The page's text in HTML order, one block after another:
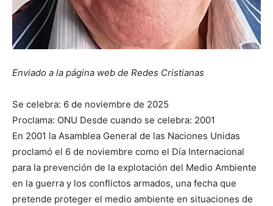
Enviado a la página web de Redes Cristianas
Se celebra: 6 de noviembre de 2025
Proclama: ONU Desde cuando se celebra: 2001
En 2001 la Asamblea General de las Naciones Unidas
proclamó el 6 de noviembre como el Día Internacional
para la prevención de la explotación del Medio Ambiente
en la guerra y los conflictos armados, una fecha que
pretende proteger el medio ambiente en situaciones de